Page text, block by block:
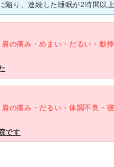
です